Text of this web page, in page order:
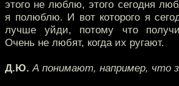
этого не люблю, этого сегодня
я полюблю. И вот которого я
лучше уйди, потому что
Очень не любят, когда их ругают.
Д.Ю. А понимают, например, что